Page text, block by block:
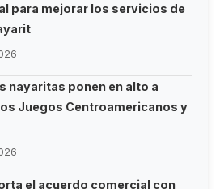
para mejorar los servicios de
nayaritas ponen en alto a
Juegos Centroamericanos y
el acuerdo comercial con